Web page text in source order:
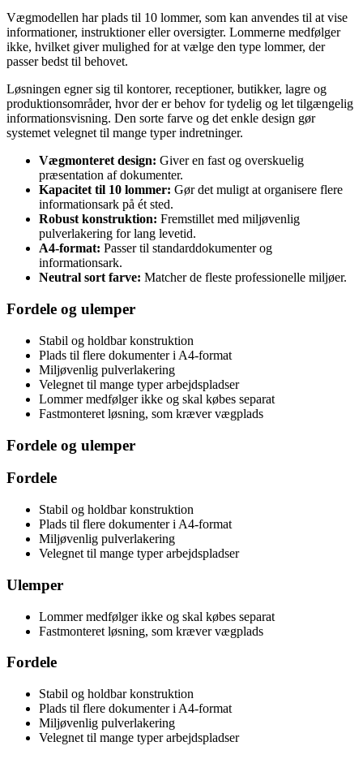
Vægmodellen har plads til 10 lommer, som kan anvendes til at vise
informationer, instruktioner eller oversigter. Lommerne medfølger
ikke, hvilket giver mulighed for at vælge den type lommer, der
passer bedst til behovet.
Løsningen egner sig til kontorer, receptioner, butikker, lagre og
produktionsområder, hvor der er behov for tydelig og let tilgængelig
informationsvisning. Den sorte farve og det enkle design gør
systemet velegnet til mange typer indretninger.
Vægmonteret design: Giver en fast og overskuelig
præsentation af dokumenter.
Kapacitet til 10 lommer: Gør det muligt at organisere flere
informationsark på ét sted.
Robust konstruktion: Fremstillet med miljøvenlig
pulverlakering for lang levetid.
A4-format: Passer til standarddokumenter og
informationsark.
Neutral sort farve: Matcher de fleste professionelle miljøer.
Fordele og ulemper
Stabil og holdbar konstruktion
Plads til flere dokumenter i A4-format
Miljøvenlig pulverlakering
Velegnet til mange typer arbejdspladser
Lommer medfølger ikke og skal købes separat
Fastmonteret løsning, som kræver vægplads
Fordele og ulemper
Fordele
Stabil og holdbar konstruktion
Plads til flere dokumenter i A4-format
Miljøvenlig pulverlakering
Velegnet til mange typer arbejdspladser
Ulemper
Lommer medfølger ikke og skal købes separat
Fastmonteret løsning, som kræver vægplads
Fordele
Stabil og holdbar konstruktion
Plads til flere dokumenter i A4-format
Miljøvenlig pulverlakering
Velegnet til mange typer arbejdspladser